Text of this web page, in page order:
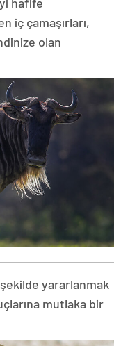
iç çamaşırları,
olan
yararlanmak
mutlaka bir